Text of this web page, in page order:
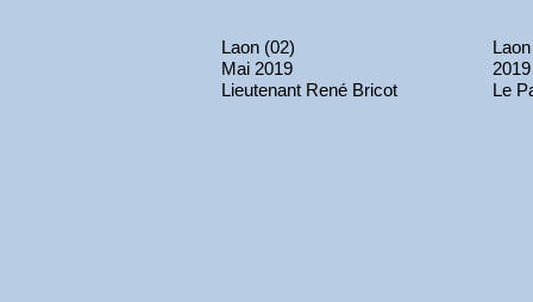
Laon (02)
Mai 2019
Lieutenant René Bricot
2019
Le